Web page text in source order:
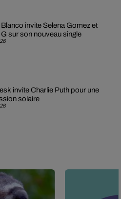
invite Selena Gomez et
sur son nouveau single
invite Charlie Puth pour une
solaire